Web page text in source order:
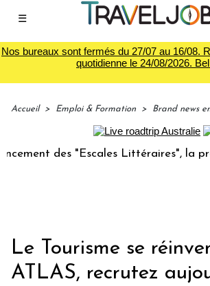
☰
Nos bureaux sont fermés du 27/07 au 16/08.
quotidienne le 24/08/2026.
Accueil > Emploi & Formation > Brand news
des "Escales Littéraires", la première
Le Tourisme se
ATLAS, recrutez